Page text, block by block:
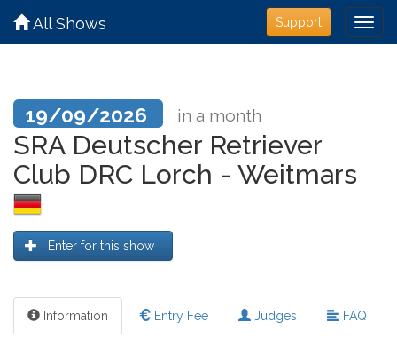
Support
All Shows
19/09/2026 in a month
SRA Deutscher Retriever
Club DRC Lorch - Weitmars
Enter for this show
Information Entry Fee Judges FAQ